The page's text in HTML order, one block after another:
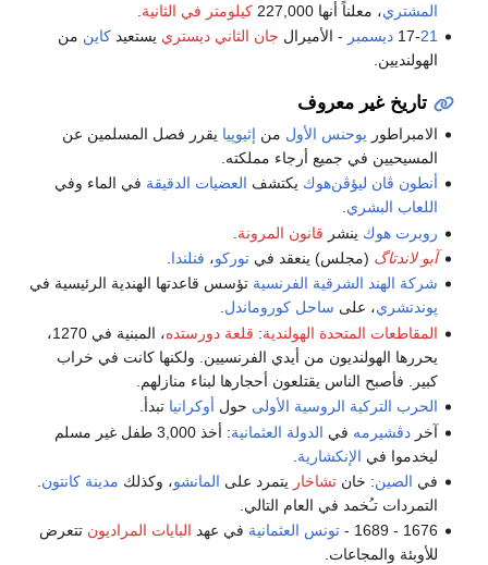
المشتري، معلناً أنها 227,000 كيلومتر في الثانية
17-21 ديسمبر - الأميرال جان الثاني ديستري يستعيدكاين من
الهولنديين.
تاريخ غير معروف
الامبراطور يوحنس الأول من إثيوپيا يقرر فصل المسلمين عن
المسيحيين في جميع أرجاء مملكته.
أنطون ڤان ليؤڤن‌هوك يكتشف العضيات الدقيقة في الماء وفي
اللعاب البشري.
روبرت هوك ينشر قانون المرونة
آبو لاندتاگ (مجلس) ينعقد فيتوركو، فنلندا
شركة الهند الشرقية الفرنسية تؤسس قاعدتها الهندية الرئيسية في
پوندتشري، على ساحل كوروماندل.
المقاطعات المتحدة الهولندية: قلعة دورستده
، المبنية في 1270،
يحررها الهولنديون من أيدي الفرنسيين. ولكنها كانت في خراب
كبير. فأصبح الناس يقتلعون أحجارها لبناء منازلهم.
الحرب التركية الروسية الأولى حول أوكرانيا تبدأ.
آخردڤشيرمه في الدولة العثمانية
: أخذ 3,000 طفل غير مسلم
ليخدموا في الإنكشارية
في الصين: خانتشاخار يتمرد على المانشو، وكذلك مدينة كانتون
التمردات تـُخمد في العام التالي.
1676 - 1689 -
تونس العثمانية في عهد البايات المراديون تتعرض
للأوبئة والمجاعات.